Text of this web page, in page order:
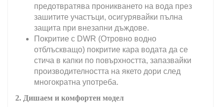
предотвратява проникването на вода през
зашитите участъци, осигурявайки пълна
защита при внезапни дъждове.
Покритие с DWR (Отровно водно
отблъскващо) покритие кара водата да се
стича в капки по повърхността, запазвайки
производителността на якето дори след
многократна употреба.
2. Дишаем и комфортен модел